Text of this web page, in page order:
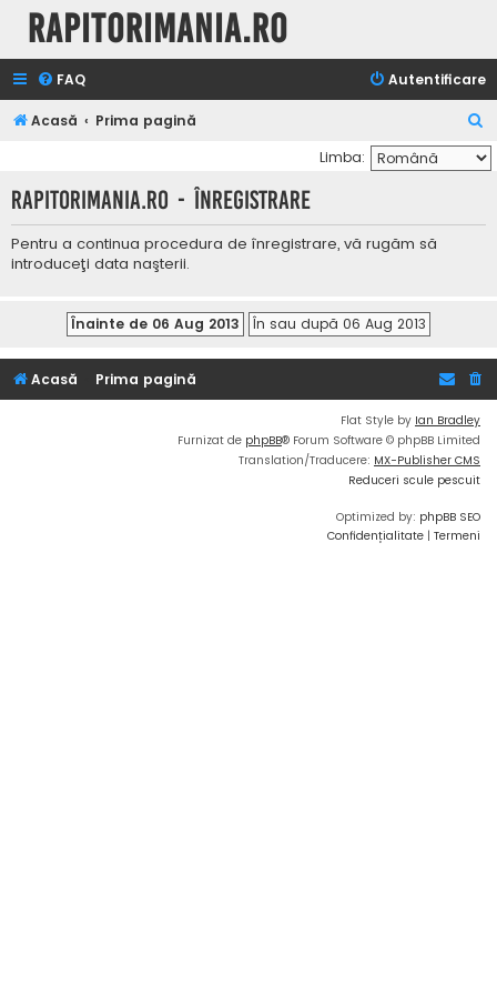
Rapitorimania.ro
FAQ Autentificare
Acasă Prima pagină
ă
u
Limba:
Rapitorimania.ro - Înregistrare
Pentru a continua procedura de înregistrare, vă rugăm să
introduceţi data naşterii.
Acasă Prima pagină
Flat Style by Ian Bradley
Furnizat de phpBB® Forum Software © phpBB Limited
Translation/Traducere: MX-Publisher CMS
Reduceri scule pescuit
Optimized by: phpBB SEO
Confidențialitate | Termeni